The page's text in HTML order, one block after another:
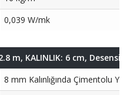
0,039 W/mk
2.8 m, KALINLIK: 6 cm, Desensiz
8 mm Kalınlığında Çimentolu